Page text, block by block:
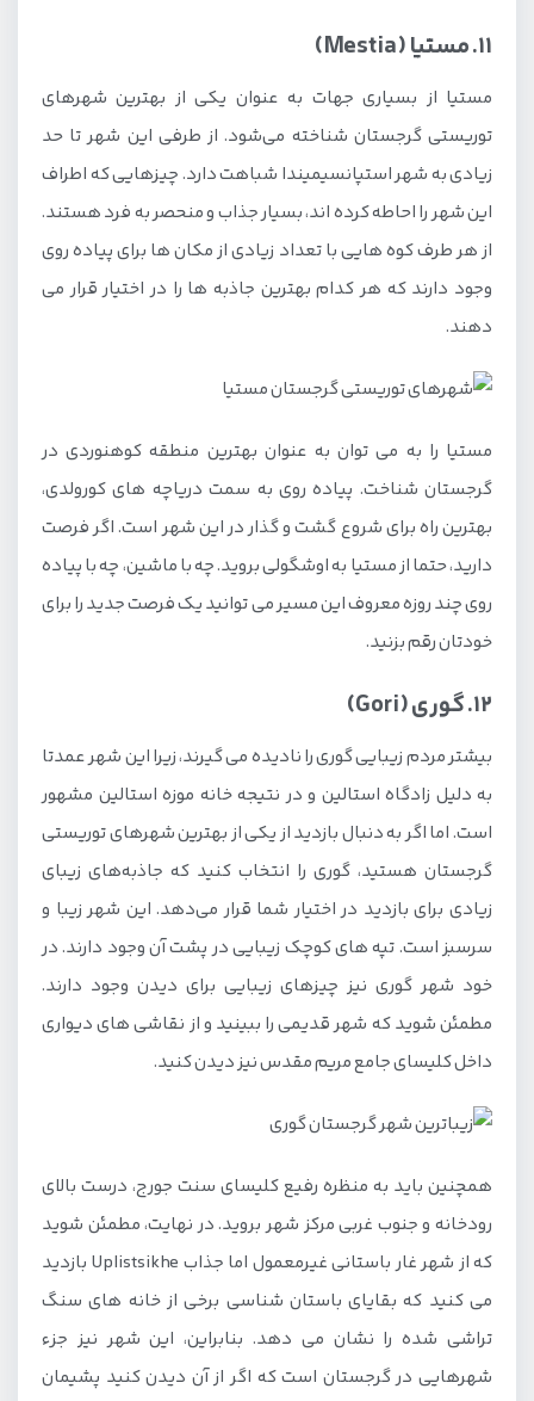
11. مستیا (Mestia)
مستیا از بسیاری جهات به عنوان یکی از بهترین شهرهای
توریستی گرجستان شناخته می‌شود. از طرفی این شهر تا حد
زیادی به شهر استپانسیمیندا شباهت دارد. چیزهایی که اطراف
این شهر را احاطه کرده اند، بسیار جذاب و منحصر به فرد هستند.
از هر طرف کوه هایی با تعداد زیادی از مکان ها برای پیاده روی
وجود دارند که هر کدام بهترین جاذبه ها را در اختیار قرار می
دهند.
مستیا را به می توان به عنوان بهترین منطقه کوهنوردی در
گرجستان شناخت. پیاده روی به سمت دریاچه های کورولدی،
بهترین راه برای شروع گشت و گذار در این شهر است. اگر فرصت
دارید، حتما از مستیا به اوشگولی بروید. چه با ماشین، چه با پیاده
روی چند روزه معروف این مسیر می توانید یک فرصت جدید را برای
خودتان رقم بزنید.
12. گوری (Gori)
بیشتر مردم زیبایی گوری را نادیده می گیرند، زیرا این شهر عمدتا
به دلیل زادگاه استالین و در نتیجه خانه موزه استالین مشهور
است. اما اگر به دنبال بازدید از یکی از بهترین شهرهای توریستی
گرجستان هستید، گوری را انتخاب کنید که جاذبه‌های زیبای
زیادی برای بازدید در اختیار شما قرار می‌دهد. این شهر زیبا و
سرسبز است. تپه های کوچک زیبایی در پشت آن وجود دارند. در
خود شهر گوری نیز چیزهای زیبایی برای دیدن وجود دارند.
مطمئن شوید که شهر قدیمی را ببینید و از نقاشی های دیواری
داخل کلیسای جامع مریم مقدس نیز دیدن کنید.
همچنین باید به منظره رفیع کلیسای سنت جورج، درست بالای
رودخانه و جنوب غربی مرکز شهر بروید. در نهایت، مطمئن شوید
که از شهر غار باستانی غیرمعمول اما جذاب Uplistsikhe بازدید
می کنید که بقایای باستان شناسی برخی از خانه های سنگ
تراشی شده را نشان می دهد. بنابراین، این شهر نیز جزء
شهرهایی در گرجستان است که اگر از آن دیدن کنید پشیمان